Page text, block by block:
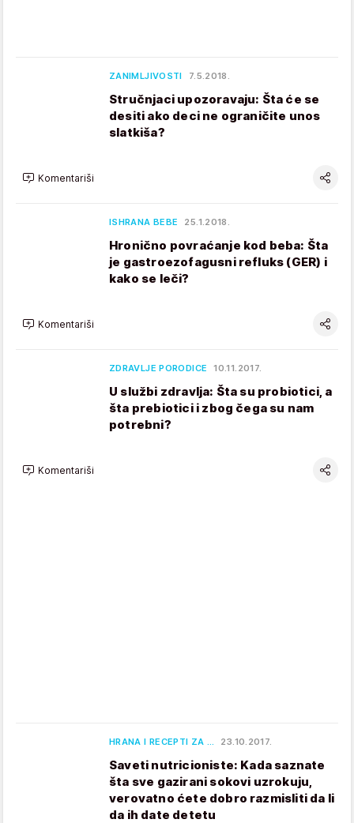
ZANIMLJIVOSTI 7.5.2018.
Stručnjaci upozoravaju: Šta će se
desiti ako deci ne ograničite unos
slatkiša?
Komentariši
ISHRANA BEBE 25.1.2018.
Hronično povraćanje kod beba: Šta
je gastroezofagusni refluks (GER) i
kako se leči?
Komentariši
ZDRAVLJE PORODICE 10.11.2017.
U službi zdravlja: Šta su probiotici, a
šta prebiotici i zbog čega su nam
potrebni?
Komentariši
HRANA I RECEPTI ZA … 23.10.2017.
Saveti nutricioniste: Kada saznate
šta sve gazirani sokovi uzrokuju,
verovatno ćete dobro razmisliti da li
da ih date detetu